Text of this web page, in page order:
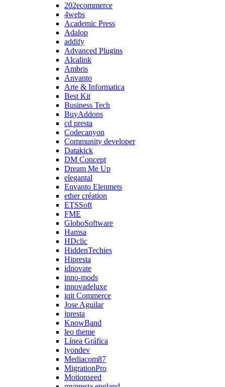
202ecommerce
4webs
Academic Press
Adalop
addify
Advanced Plugins
Alcalink
Ambris
Anvanto
Arte & Informatica
Best Kit
Business Tech
BuyAddons
cd presta
Codecanyon
Community developer
Datakick
DM Concept
Dream Me Up
elegantal
Envanto Elenmets
ether création
ETSSoft
FME
GloboSoftware
Hamsa
HDclic
HiddenTechies
Hipresta
idnovate
inno-mods
innovadeluxe
iqit Commerce
Jose Aguilar
jpresta
KnowBand
leo theme
Línea Gráfica
lyondev
Mediacom87
MigrationPro
Motionseed